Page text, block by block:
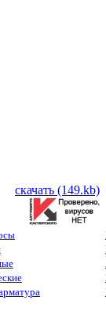
скачать (149.kb)